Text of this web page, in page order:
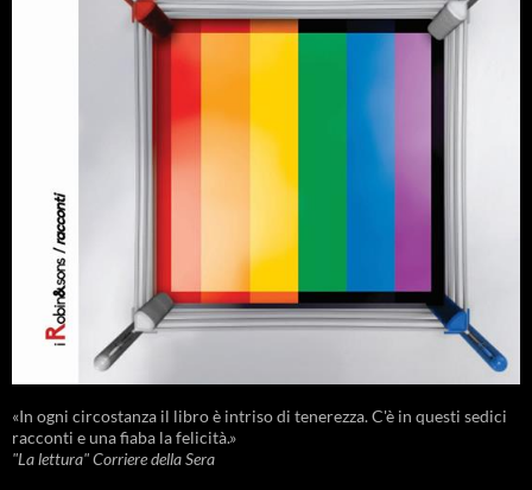
«In ogni circostanza il libro è intriso di tenerezza. C'è in questi sedici
racconti e una fiaba la felicità.»
"La lettura" Corriere della Sera